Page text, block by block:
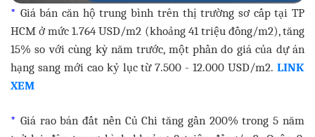
* Giá bán căn hộ trung bình trên thị trường sơ cấp tại TP
HCM ở mức 1.764 USD/m2 (khoảng 41 triệu đồng/m2), tăng
15% so với cùng kỳ năm trước, một phần do giá của dự án
hạng sang mới cao kỷ lục từ 7.500 - 12.000 USD/m2. LINK
XEM
* Giá rao bán đất nền Củ Chi tăng gần 200% trong 5 năm